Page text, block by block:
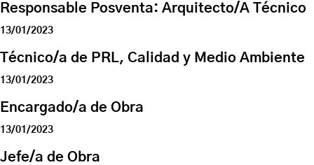
Responsable Posventa: Arquitecto/A Técnico
13/01/2023
Técnico/a de PRL, Calidad y Medio Ambiente
13/01/2023
Encargado/a de Obra
13/01/2023
Jefe/a de Obra